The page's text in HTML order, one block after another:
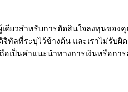
ดียวสำหรับการตัดสินใจลงทุนขอ
ทัลที่ระบุไว้ข้างต้น และเราไม่รับ
ป็นคำแนะนำทางการเงินหรือกา